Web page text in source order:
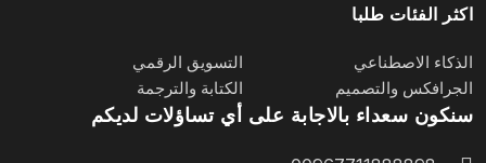
اكثر الفئات طلبا
الذكاء الاصطناعي
التسويق الرقمي
الجرافكس والتصميم
الكتابة والترجمة
سنكون سعداء بالاجابة على أي تساؤلات لديكم